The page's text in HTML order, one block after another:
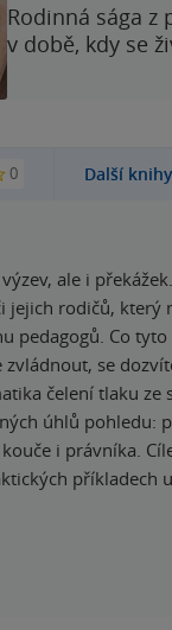
Rodinná sága z
v době, kdy se
0 Další
ale i
jejich rodičů, který
pedagogů. Co tyto
se
čelení tlaku ze
úhlů pohledu:
i právníka.
příkladech